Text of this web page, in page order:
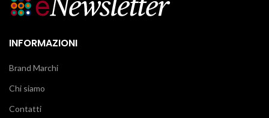
INFORMAZIONI
Brand Marchi
Chi siamo
Contatti